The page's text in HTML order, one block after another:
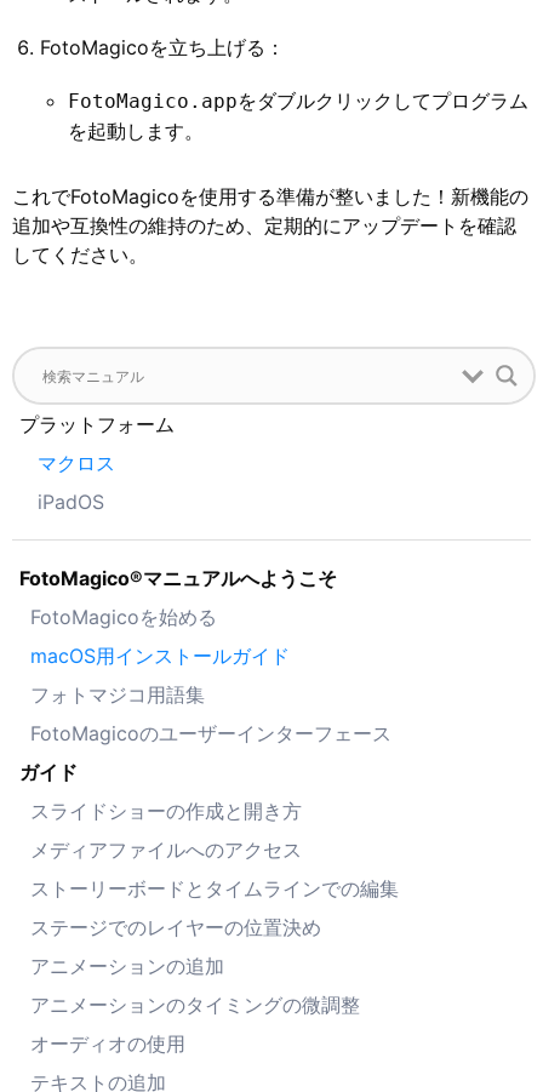
プラットフォーム
マクロス
iPadOS
FotoMagico®マニュアルへようこそ
FotoMagicoを始める
macOS用インストールガイド
フォトマジコ用語集
FotoMagicoのユーザーインターフェース
ガイド
スライドショーの作成と開き方
メディアファイルへのアクセス
ストーリーボードとタイムラインでの編集
ステージでのレイヤーの位置決め
アニメーションの追加
アニメーションのタイミングの微調整
オーディオの使用
テキストの追加
FotoMagicoを立ち上げる：
FotoMagico.appをダブルクリックしてプログラム
を起動します。
これでFotoMagicoを使用する準備が整いました！新機能の
追加や互換性の維持のため、定期的にアップデートを確認
してください。